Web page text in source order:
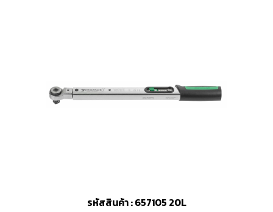
รหัสสินค้า : 657105 20L